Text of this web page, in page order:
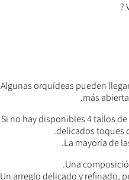
Algunas orquídeas pueden
más
Si no hay disponibles 4 tallos
delicados toques
La mayoría de
Una
Un arreglo delicado y refinado,